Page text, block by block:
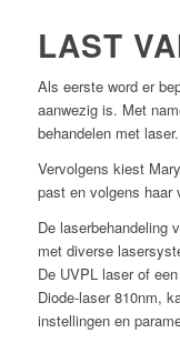
LAST
Als eerste word er
aanwezig is. Met
behandelen met laser.
Vervolgens kiest
past en volgens haar
De laserbehandeling
met diverse
De UVPL laser of
Diode-laser 810nm,
instellingen en